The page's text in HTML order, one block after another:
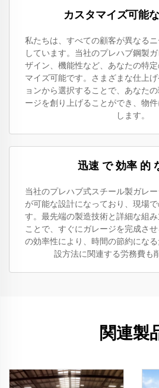
カスタマイズ可能
私たちは、すべての顧客が異なる
しています。当社のプレハブ鋼製
ザイン、機能性など、あなたの特
マイズ可能です。さまざまな仕上
ョンから選択することで、あなた
ージを創り上げることができ、物
します。
迅速 で 効率 的
当社のプレハブ式スチール製ガレ
が可能な設計になっており、現場
す。最先端の製造技術と詳細な組
ことで、すぐにガレージを完成さ
の効率性により、時間の節約にな
設方法に関連する労務費も
関連製